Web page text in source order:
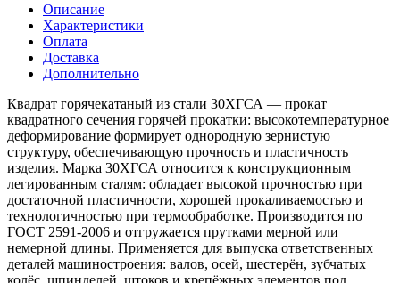
Описание
Характеристики
Оплата
Доставка
Дополнительно
Квадрат горячекатаный из стали 30ХГСА — прокат
квадратного сечения горячей прокатки: высокотемпературное
деформирование формирует однородную зернистую
структуру, обеспечивающую прочность и пластичность
изделия. Марка 30ХГСА относится к конструкционным
легированным сталям: обладает высокой прочностью при
достаточной пластичности, хорошей прокаливаемостью и
технологичностью при термообработке. Производится по
ГОСТ 2591-2006 и отгружается прутками мерной или
немерной длины. Применяется для выпуска ответственных
деталей машиностроения: валов, осей, шестерён, зубчатых
колёс, шпинделей, штоков и крепёжных элементов под